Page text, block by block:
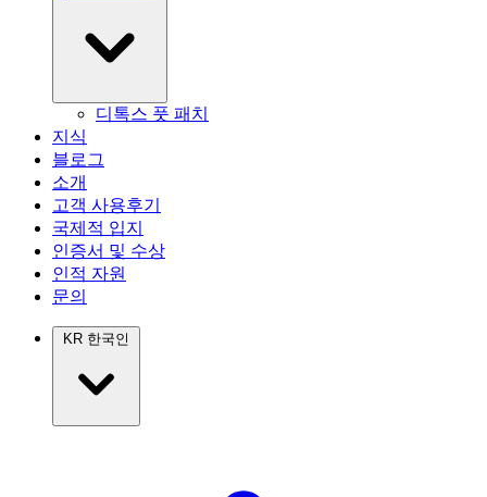
디톡스 풋 패치
지식
블로그
소개
고객 사용후기
국제적 입지
인증서 및 수상
인적 자원
문의
KR 한국인